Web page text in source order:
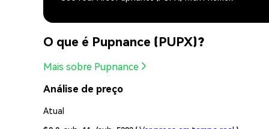
O que é Pupnance (PUPX)?
Mais sobre Pupnance
Análise de preço
Atual